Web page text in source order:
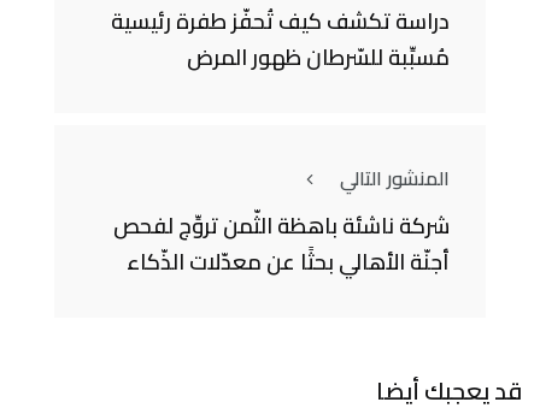
دراسة تكشف كيف تُحفّز طفرة رئيسية
مُسبِّبة للسّرطان ظهور المرض
المنشور التالي
شركة ناشئة باهظة الثّمن تروِّج لفحص
أجنّة الأهالي بحثًا عن معدّلات الذّكاء
قد يعجبك أيضا